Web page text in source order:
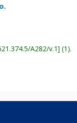
A282/v.1 (1).